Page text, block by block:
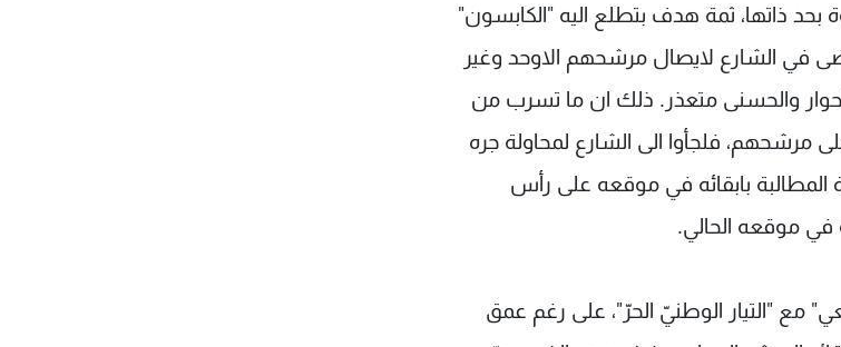
بحد ذاتها، ثمة هدف بتطلع اليه "الكابسون"
في الشارع لايصال مرشحهم الاوحد وغير
والحسنى متعذر. ذلك ان ما تسرب من
مرشحهم، فلجأوا الى الشارع لمحاولة جره
المطالبة بابقائه في موقعه على رأس
في موقعه الحالي.
مع "التيار الوطنيّ الحرّ"، على رغم عمق